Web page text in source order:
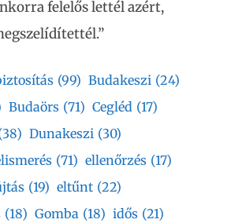
felelős lettél azért,
(99) Budakeszi (24)
Budaörs (71) Cegléd (17)
Dunakeszi (30)
(71) ellenőrzés (17)
(19) eltűnt (22)
(18) Gomba (18) idős (21)